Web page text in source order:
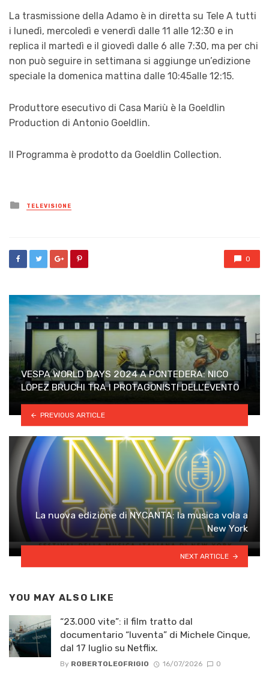
La trasmissione della Adamo è in diretta su Tele A tutti
i lunedì, mercoledì e venerdì dalle 11 alle 12:30 e in
replica il martedì e il giovedì dalle 6 alle 7:30, ma per chi
non può seguire in settimana si aggiunge un’edizione
speciale la domenica mattina dalle 10:45alle 12:15.
Produttore esecutivo di Casa Mariù è la Goeldlin
Production di Antonio Goeldlin.
Il Programma è prodotto da Goeldlin Collection.
Posted
in
TELEVISIONE
0
VESPA WORLD DAYS 2024 A PONTEDERA: NICO
LOPEZ BRUCHI TRA I PROTAGONISTI DELL’EVENTO
PREVIOUS ARTICLE
La nuova edizione di NYCANTA: la musica vola a
New York
NEXT ARTICLE
YOU MAY ALSO LIKE
“23.000 vite”: il film tratto dal
documentario “Iuventa” di Michele Cinque,
dal 17 luglio su Netflix.
By ROBERTOLEOFRIGIO 16/07/2026 0